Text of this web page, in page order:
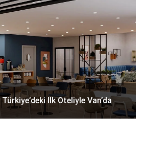
Ilk Oteliyle Van’da